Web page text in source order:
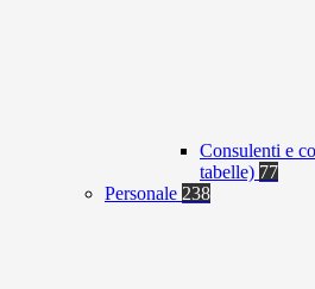
Consulenti e
tabelle) 77
Personale 238